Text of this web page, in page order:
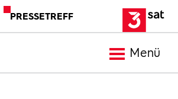
PRESSETREFF
Menü